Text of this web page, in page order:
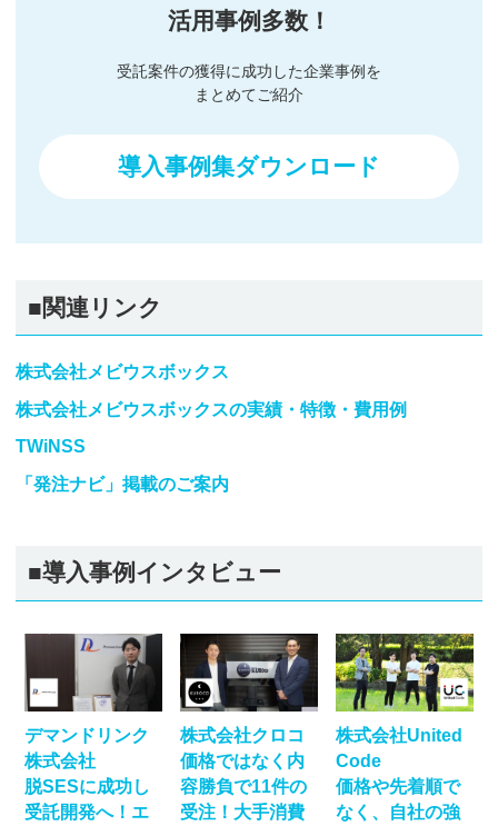
活用事例多数！
受託案件の獲得に成功した企業事例を
まとめてご紹介
導入事例集ダウンロード
■関連リンク
株式会社メビウスボックス
株式会社メビウスボックスの実績・特徴・費用例
TWiNSS
「発注ナビ」掲載のご案内
■導入事例インタビュー
デマンドリンク
株式会社
脱SESに成功し
受託開発へ！エ
株式会社クロコ
価格ではなく内
容勝負で11件の
受注！大手消費
株式会社United
Code
価格や先着順で
なく、自社の強